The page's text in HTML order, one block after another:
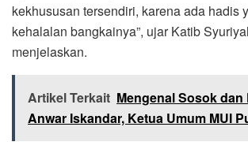
kekhususan tersendiri, karena ada hadis
kehalalan bangkainya”, ujar Katib
menjelaskan.
Artikel Terkait Mengenal Sosok dan
Anwar Iskandar, Ketua Umum MUI